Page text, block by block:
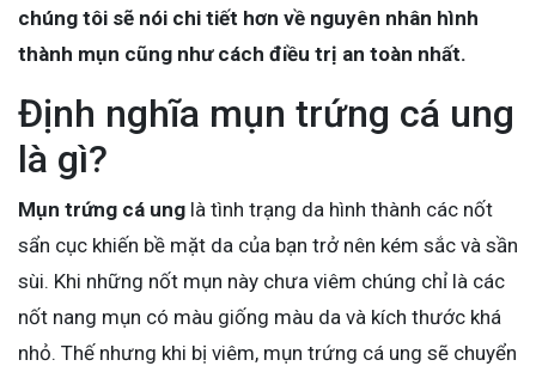
chúng tôi sẽ nói chi tiết hơn về nguyên nhân hình
thành mụn cũng như cách điều trị an toàn nhất.
Định nghĩa mụn trứng cá ung
là gì?
Mụn trứng cá ung là tình trạng da hình thành các nốt
sẩn cục khiến bề mặt da của bạn trở nên kém sắc và sần
sùi. Khi những nốt mụn này chưa viêm chúng chỉ là các
nốt nang mụn có màu giống màu da và kích thước khá
nhỏ. Thế nhưng khi bị viêm, mụn trứng cá ung sẽ chuyển